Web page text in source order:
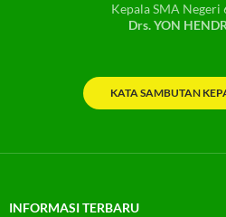
Kepala SMA Negeri
Drs. YON
KATA SAMBUTAN
INFORMASI TERBARU